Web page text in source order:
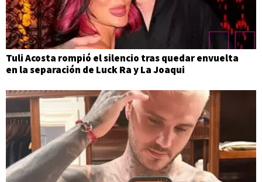
Tuli Acosta rompió el silencio tras quedar envuelta
en la separación de Luck Ra y La Joaqui